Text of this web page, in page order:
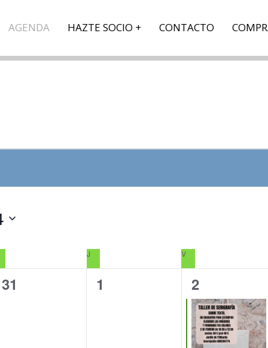
AGENDA HAZTE SOCIO CONTACTO
J V
0
31
0
1
1
evento,
2